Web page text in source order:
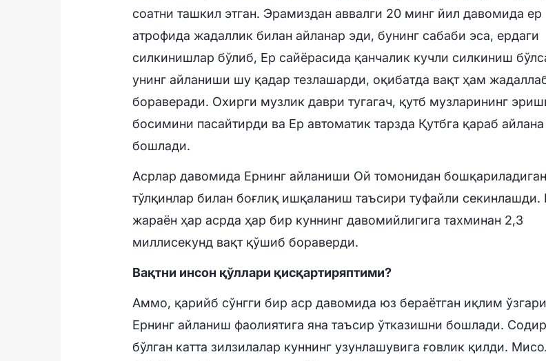
соатни ташкил этган. Эрамиздан аввалги 20 минг йил давомида
атрофида жадаллик билан айланар эди, бунинг сабаби эса, ердаги
силкинишлар бўлиб, Ер сайёрасида қанчалик кучли силкиниш
унинг айланиши шу қадар тезлашарди, оқибатда вақт ҳам
бораверади. Охирги музлик даври тугагач, қутб музларининг
босимини пасайтирди ва Ер автоматик тарзда Қутбга қараб айлана
бошлади.
Асрлар давомида Ернинг айланиши Ой томонидан бошқариладиган
тўлқинлар билан боғлиқ ишқаланиш таъсири туфайли секинлашди.
жараён ҳар асрда ҳар бир куннинг давомийлигига тахминан 2,3
миллисекунд вақт қўшиб бораверди.
Вақтни инсон қўллари қисқартиряптими?
Аммо, қарийб сўнгги бир аср давомида юз бераётган иқлим
Ернинг айланиш фаолиятига яна таъсир ўтказишни бошлади. Содир
бўлган катта зилзилалар куннинг узунлашувига ғовлик қилди.